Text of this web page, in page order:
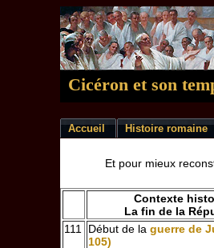
Cicéron et son
Accueil Histoire romaine
Et pour mieux
Contexte
La fin de la
111 Début de la guerre de
105)